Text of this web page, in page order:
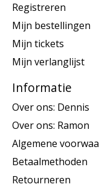
Registreren
Mijn bestellingen
Mijn tickets
Mijn verlanglijst
Informatie
Over ons: Dennis
Over ons: Ramon
Algemene
Betaalmethoden
Retourneren